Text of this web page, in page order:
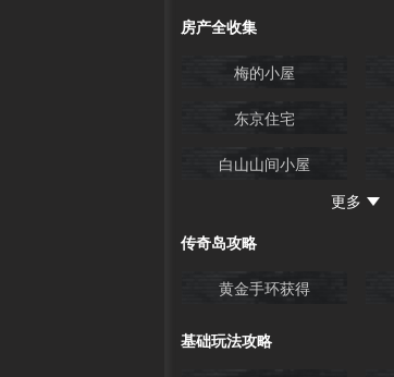
蓝旗亚 Stratos
房产全收集
梅的小屋
东京住宅
白山山间小屋
更多
传奇岛攻略
黄金手环获得
基础玩法攻略